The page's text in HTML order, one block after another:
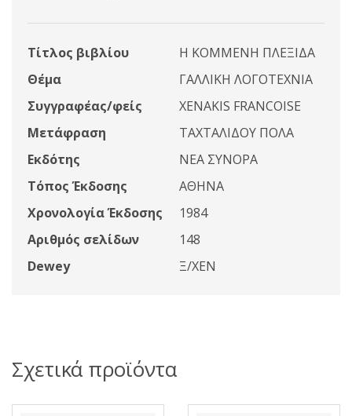
Τίτλος βιβλίου
Η ΚΟΜΜΕΝΗ ΠΛΕΞΙΔΑ
Θέμα
ΓΑΛΛΙΚΗ ΛΟΓΟΤΕΧΝΙΑ
Συγγραφέας/φείς
XENAKIS FRANCOISE
Μετάφραση
ΤΑΧΤΑΛΙΔΟΥ ΠΟΛΑ
Εκδότης
ΝΕΑ ΣΥΝΟΡΑ
Τόπος Έκδοσης
ΑΘΗΝΑ
Χρονολογία Έκδοσης
1984
Αριθμός σελίδων
148
Dewey
Ξ/XEN
Σχετικά προϊόντα